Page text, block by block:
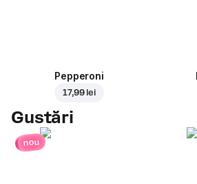
Pepperoni
17,99 lei
Gustări
nou